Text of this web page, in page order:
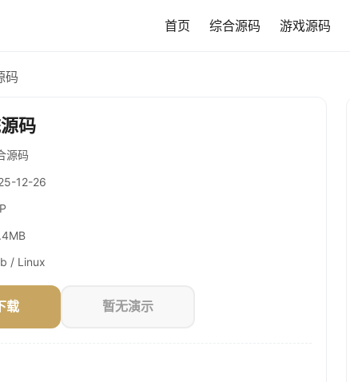
首页 综合源码 游戏源码
码
码
源码
12-26
/ Linux
载 暂无演示